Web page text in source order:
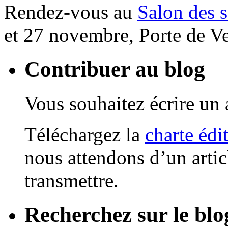
Rendez-vous au Salon des
et 27 novembre, Porte de
Contribuer au blog
Vous souhaitez écrire
Téléchargez la charte
nous attendons d’un
transmettre.
Recherchez sur le